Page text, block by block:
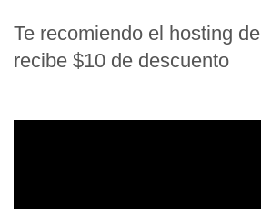
Te recomiendo el hosting de
recibe $10 de descuento